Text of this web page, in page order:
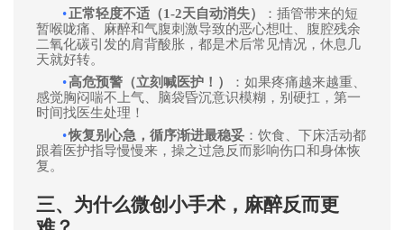
•正常轻度不适（1-2天自动消失）
：插管带来的短
暂喉咙痛、麻醉和气腹刺激导致的恶心想吐、腹腔残余
二氧化碳引发的肩背酸胀，都是术后常见情况，休息几
天就好转。
•高危预警（立刻喊医护！）
：如果疼痛越来越重、
感觉胸闷喘不上气、脑袋昏沉意识模糊，别硬扛，第一
时间找医生处理！
•恢复别心急，循序渐进最稳妥 ：饮食、下床活动都
跟着医护指导慢慢来，操之过急反而影响伤口和身体恢
复。
三、为什么微创小手术，麻醉反而更